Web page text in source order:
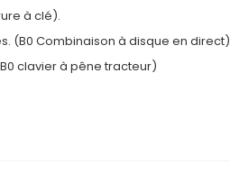
à clé).
(B0 Combinaison à disque en direct)
clavier à pêne tracteur)